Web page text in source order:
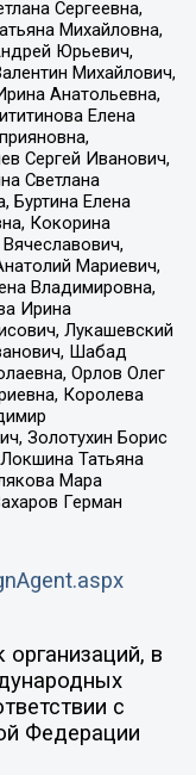
Сергеевна,
Михайловна,
Юрьевич,
Михайлович,
Анатольевна,
Елена
Сергей Иванович,
Светлана
Буртина Елена
Кокорина
Мариевич,
Владимировна,
Ирина
Лукашевский
Шабад
Орлов Олег
Королева
Золотухин Борис
Татьяна
Мара
Герман
в
с
Федерации